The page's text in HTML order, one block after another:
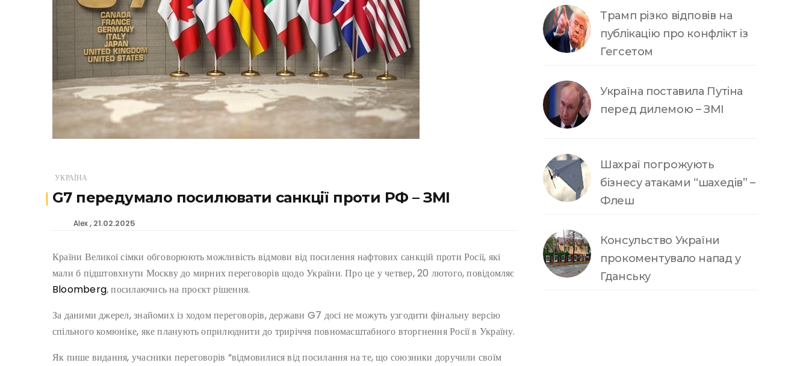
УКРАЇНА
G7 передумало посилювати санкції проти РФ – ЗМІ
Alex 21.02.2025
Країни Великої сімки обговорюють можливість відмови від посилення нафтових санкцій проти Росії, які
мали б підштовхнути Москву до мирних переговорів щодо України. Про це у четвер, 20 лютого, повідомляє
Bloomberg, посилаючись на проєкт рішення.
За даними джерел, знайомих із ходом переговорів, держави G7 досі не можуть узгодити фінальну версію
спільного комюніке, яке планують оприлюднити до триріччя повномасштабного вторгнення Росії в Україну.
Як пише видання, учасники переговорів “відмовилися від посилання на те, що союзники доручили своїм
Трамп різко відповів на
публікацію про конфлікт із
Гегсетом
Україна поставила Путіна
перед дилемою – ЗМІ
Шахраї погрожують
бізнесу атаками “шахедів” –
Флеш
Консульство України
прокоментувало напад у
Гданську